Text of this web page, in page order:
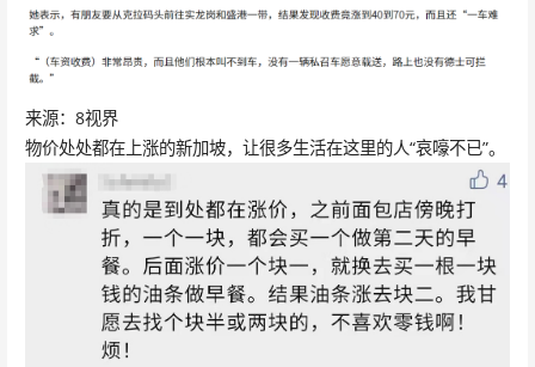
来源：8视界
物价处处都在上涨的新加坡，让很多生活在这里的人“哀嚎不已”。